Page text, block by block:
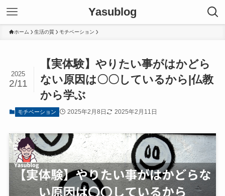
Yasublog
ホーム 生活の質 モチベーション
【実体験】やりたい事がはかどら
ない原因は〇〇しているから|仏教
から学ぶ
2025
2/11
モチベーション 2025年2月8日 2025年2月11日